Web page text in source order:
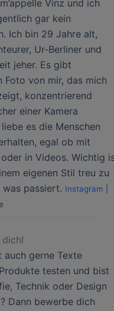
Vinz und ich
gar kein
Ich bin 29 Jahre alt,
Ur-Berliner und
jeher. Es gibt
Foto von mir, das mich
konzentrierend
einer Kamera
es die Menschen
egal ob mit
in Videos. Wichtig
eigenen Stil treu zu
was passiert. Instagram
dich!
auch gerne Texte
testen und bist
Technik oder Design
Dann bewerbe dich